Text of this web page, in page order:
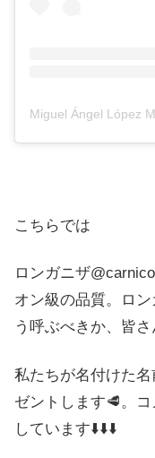
こちらでは
ロンガニザ
オン級の品質。ロ
う呼ぶべきか、皆
私たちが名付けた
ゼントします🥩。
しています⬇️⬇️⬇️